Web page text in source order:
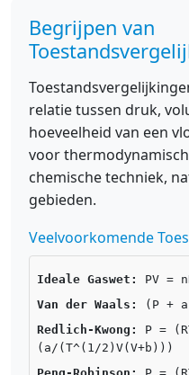
Begrijpen van
relatie tussen druk,
hoeveelheid van een
voor
chemische techniek,
gebieden.
Veelvoorkomende
Ideale Gaswet:
PV =
Van der Waals:
(P +
Redlich-Kwong:
P =
(a/(T^(1/2)V(V+b)))